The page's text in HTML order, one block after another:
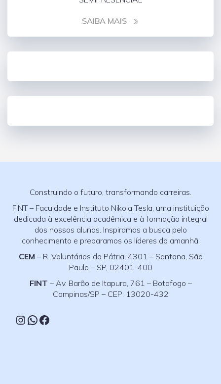
SAIBA MAIS
Construindo o futuro, transformando carreiras.
FINT – Faculdade e Instituto Nikola Tesla, uma instituição
dedicada à excelência acadêmica e à formação integral
dos nossos alunos. Inspiramos a busca pelo
conhecimento e preparamos os líderes do amanhã.
CEM – R. Voluntários da Pátria, 4301 – Santana, São
Paulo – SP, 02401-400
FINT – Av. Barão de Itapura, 761 – Botafogo –
Campinas/SP – CEP: 13020-432
Instagram
WhatsApp
Facebook